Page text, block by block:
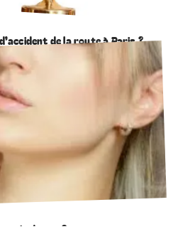
de la route à Paris ?
du nez ?